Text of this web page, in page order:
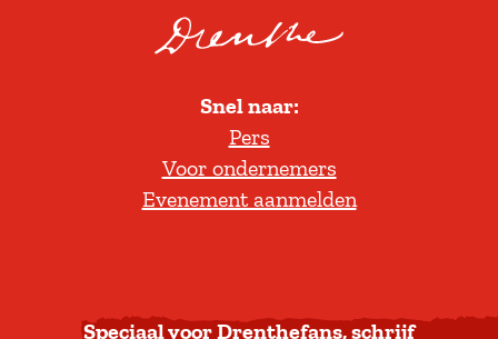
o
l
t
e
r
a
Snel naar:
Pers
Voor ondernemers
Evenement aanmelden
Speciaal voor Drenthefans, schrijf